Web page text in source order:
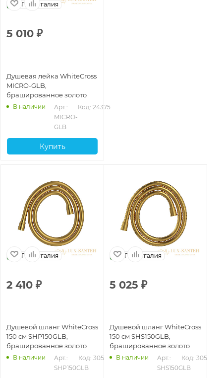
Португалия
5 010 ₽
Душевая лейка WhiteCross
MICRO-GLB,
брашированное золото
В наличии
Арт.:
MICRO-
GLB
Код: 24375
Купить
Португалия
2 410 ₽
Душевой шланг WhiteCross
150 см SHP150GLB,
брашированное золото
В наличии
Арт.:
SHP150GLB
Код: 30518
Португалия
5 025 ₽
Душевой шланг WhiteCross
150 см SHS150GLB,
брашированное золото
В наличии
Арт.:
SHS150GLB
Код: 30524